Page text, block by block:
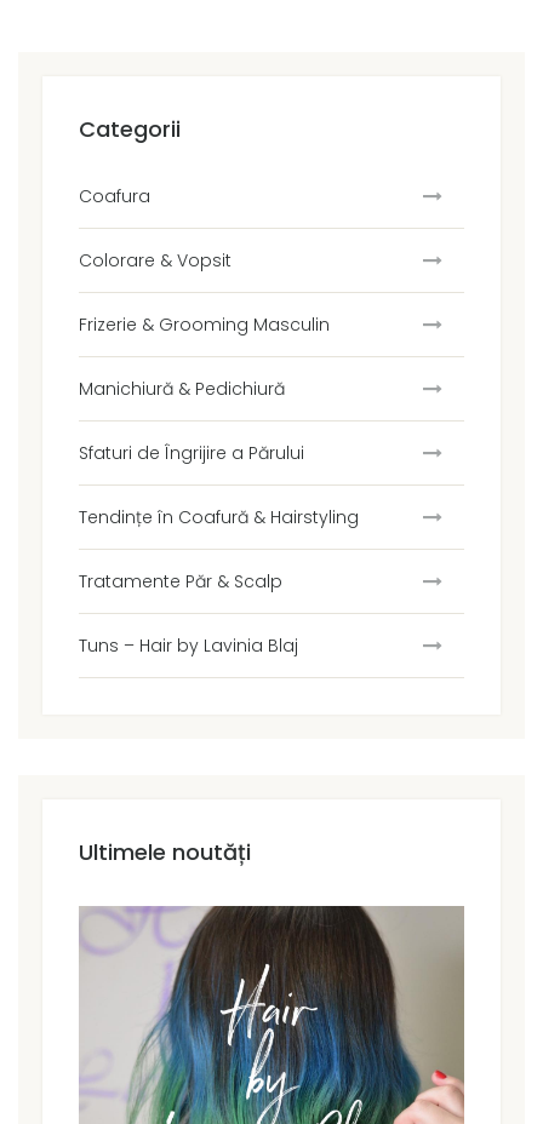
Categorii
Coafura
Colorare & Vopsit
Frizerie & Grooming Masculin
Manichiură & Pedichiură
Sfaturi de Îngrijire a Părului
Tendințe în Coafură & Hairstyling
Tratamente Păr & Scalp
Tuns – Hair by Lavinia Blaj
Ultimele noutăți